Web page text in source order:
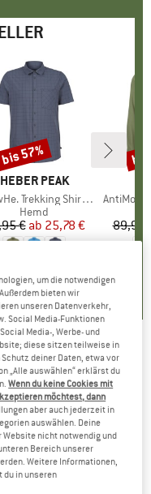
MARKE
HEBER PEAK
Trekking Shirt S/S
Produktgruppe
Hemd
Preis
€ reduzierter Preis
ab 25,78 €
bis 57%
Artikel
AntiMosquito
89,95
- Hemd
um die notwendigen
bieten wir
unseren Datenverkehr,
Social Media-Funktionen
Media-, Werbe- und
diese sitzen teilweise in
deiner Daten, etwa vor
„Alle auswählen“ erklärst du
Wenn du keine Cookies mit
möchtest, dann
aber auch jederzeit in
auswählen. Deine
nicht notwendig und
Bereich unserer
Weitere Informationen,
in unseren